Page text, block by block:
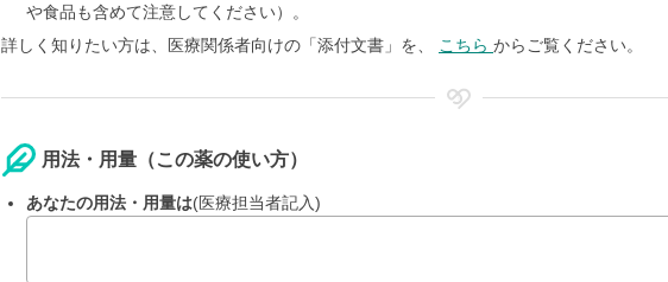
や食品も含めて注意してください）。
詳しく知りたい方は、医療関係者向けの「添付文書」を、
こちら からご覧ください。
用法・用量（この薬の使い方）
あなたの用法・用量は(医療担当者記入)